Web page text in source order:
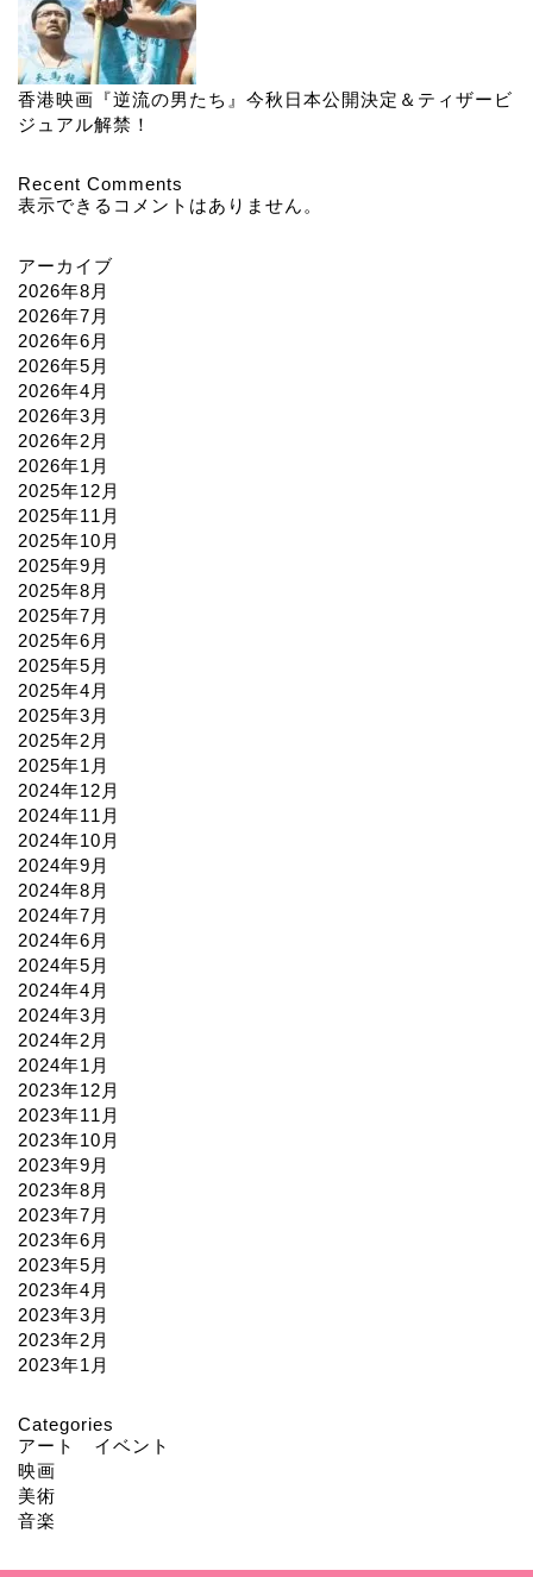
香港映画『逆流の男たち』今秋日本公開決定＆ティザービ
ジュアル解禁！
Recent Comments
表示できるコメントはありません。
アーカイブ
2026年8月
2026年7月
2026年6月
2026年5月
2026年4月
2026年3月
2026年2月
2026年1月
2025年12月
2025年11月
2025年10月
2025年9月
2025年8月
2025年7月
2025年6月
2025年5月
2025年4月
2025年3月
2025年2月
2025年1月
2024年12月
2024年11月
2024年10月
2024年9月
2024年8月
2024年7月
2024年6月
2024年5月
2024年4月
2024年3月
2024年2月
2024年1月
2023年12月
2023年11月
2023年10月
2023年9月
2023年8月
2023年7月
2023年6月
2023年5月
2023年4月
2023年3月
2023年2月
2023年1月
Categories
アート イベント
映画
美術
音楽